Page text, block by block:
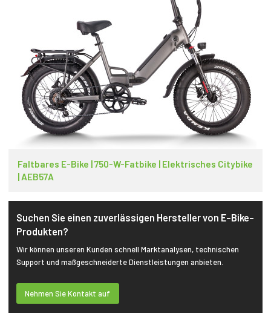
Faltbares E-Bike | 750-W-Fatbike | Elektrisches Citybike
| AEB57A
Suchen Sie einen zuverlässigen Hersteller von E-Bike-
Produkten?
Wir können unseren Kunden schnell Marktanalysen, technischen
Support und maßgeschneiderte Dienstleistungen anbieten.
Nehmen Sie Kontakt auf